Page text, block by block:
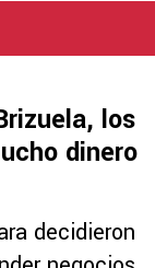
los
dinero
decidieron